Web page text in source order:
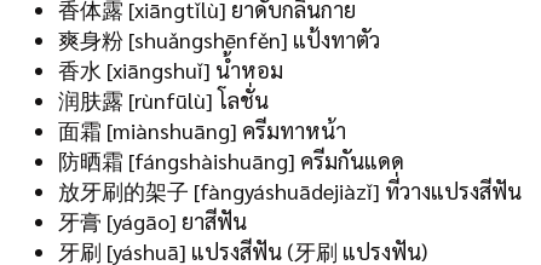
香体露 [xiāngtǐlù] ยาดับกลิ่นกาย
爽身粉 [shuǎngshēnfěn] แป้งทาตัว
香水 [xiāngshuǐ] น้ำหอม
润肤露 [rùnfūlù] โลชั่น
面霜 [miànshuāng] ครีมทาหน้า
防晒霜 [fángshàishuāng] ครีมกันแดด
放牙刷的架子 [fàngyáshuādejiàzǐ] ที่วางแปรงสีฟัน
牙膏 [yágāo] ยาสีฟัน
牙刷 [yáshuā] แปรงสีฟัน (牙刷 แปรงฟัน)